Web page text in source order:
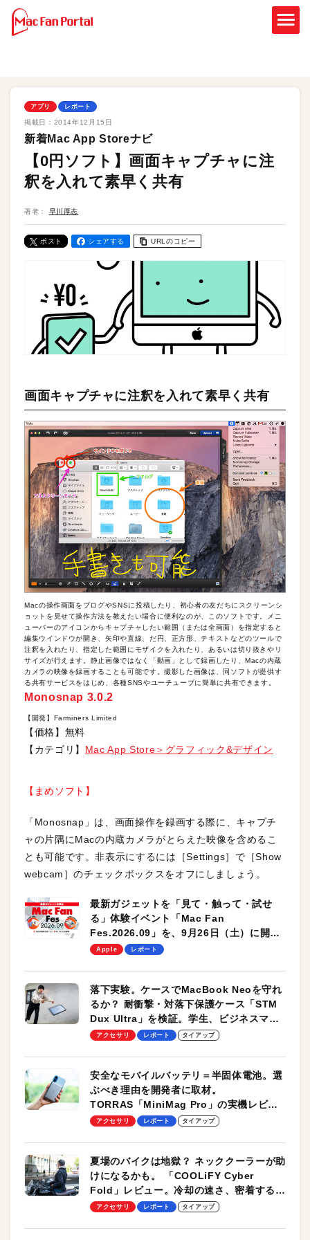
アプリ レポート
掲載日： 2014年12月15日
新着Mac App Storeナビ
【0円ソフト】画面キャプチャに注
釈を入れて素早く共有
著者： 早川厚志
ポスト シェアする URLのコピー
画面キャプチャに注釈を入れて素早く共有
Macの操作画面をブログやSNSに投稿したり、初心者の友だちにスクリーンシ
ョットを見せて操作方法を教えたい場合に便利なのが、このソフトです。メニ
ューバーのアイコンからキャプチャしたい範囲（または全画面）を指定すると
編集ウインドウが開き、矢印や直線、だ円、正方形、テキストなどのツールで
注釈を入れたり、指定した範囲にモザイクを入れたり、あるいは切り抜きやリ
サイズが行えます。静止画像ではなく「動画」として録画したり、Macの内蔵
カメラの映像を録画することも可能です。撮影した画像は、同ソフトが提供す
る共有サービスをはじめ、各種SNSやユーチューブに簡単に共有できます。
Monosnap 3.0.2
【開発】Farminers Limited
【価格】無料
【カテゴリ】 Mac App Store＞グラフィック&デザイン
【まめソフト】
「Monosnap」は、画面操作を録画する際に、キャプチ
ャの片隅にMacの内蔵カメラがとらえた映像を含めるこ
とも可能です。非表示にするには［Settings］で［Show
webcam］のチェックボックスをオフにしましょう。
最新ガジェットを「見て・触って・試せ
る」体験イベント「Mac Fan
Fes.2026.09」を、9月26日（土）に開催
します！
Apple レポート
落下実験。ケースでMacBook Neoを守れ
るか？ 耐衝撃・対落下保護ケース「STM
Dux Ultra」を検証。学生、ビジネスマン
のモバイルユースに最適！
アクセサリ レポート タイアップ
安全なモバイルバッテリ＝半固体電池。選
ぶべき理由を開発者に取材。
TORRAS「MiniMag Pro」の実機レビュ
ーも
アクセサリ レポート タイアップ
夏場のバイクは地獄？ ネッククーラーが助
けになるかも。 「COOLiFY Cyber
Fold」レビュー。冷却の速さ、密着する冷
却プレート、シンプルな操作性がグッド！
アクセサリ レポート タイアップ